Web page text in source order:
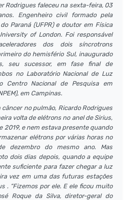
Rodrigues faleceu na sexta-feira, 03
Engenheiro civil formado pela
Paraná (UFPR) e doutor em Física
of London. Foi responsável
dos dois síncrotrons
do hemisfério Sul, inaugurado
seu sucessor, em fase final de
no Laboratório Nacional de Luz
Centro Nacional de Pesquisa em
em Campinas.
no pulmão, Ricardo Rodrigues
volta de elétrons no anel de Sirius,
2019, e nem estava presente quando
elétrons por várias horas no
dezembro do mesmo ano. Mas
dois dias depois, quando a equipe
suficiente para fazer chegar a luz
vez em uma das futuras estações
. “Fizemos por ele. E ele ficou muito
Roque da Silva, diretor-geral do